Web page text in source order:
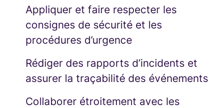
Appliquer et faire respecter les
consignes de sécurité et les
procédures d’urgence
Rédiger des rapports d’incidents et
assurer la traçabilité des événements
Collaborer étroitement avec les